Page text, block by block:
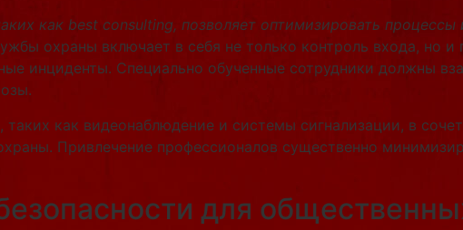
как best consulting, позволяет оптимизировать процессы
охраны включает в себя не только контроль входа, но
инциденты. Специально обученные сотрудники должны
как видеонаблюдение и системы сигнализации, в
Привлечение профессионалов существенно
для